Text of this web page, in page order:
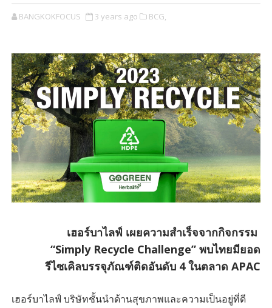
BANGKOKFOCUS 3 years ago BCG,
เฮอร์บาไลฟ์ เผยความสำเร็จจากกิจกรรม
“Simply Recycle Challenge” พบไทยมียอด
รีไซเคิลบรรจุภัณฑ์ติดอันดับ 4 ในตลาด APAC
เฮอร์บาไลฟ์ บริษัทชั้นนำด้านสุขภาพและความเป็นอยู่ที่ดี